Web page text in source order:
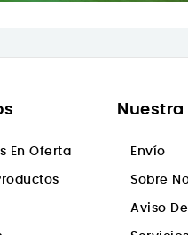
En Oferta
Nuestra
Envío
Sobre
Aviso